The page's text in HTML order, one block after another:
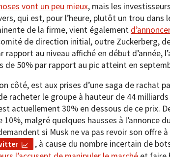
vont un peu mieux, mais les
qui est, pour l’heure, plutôt un trou dans
de la firme, vient également
de direction initial, outre Zuckerberg,
rapport au niveau affiché en début d’année,
de 50% par rapport au pic atteint en
côté, est aux prises d’une saga de rachat
racheter le groupe à hauteur de 44
actuellement 30% en dessous de ce prix.
10%, malgré quelques hausses à l’annonce
si Musk ne va pas revoir son offre
, à cause du nombre incertain de